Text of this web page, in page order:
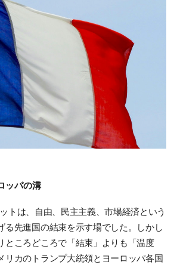
ッパの溝
ットは、自由、民主主義、市場経済という
る先進国の結束を示す場でした。しかし
ところどころで「結束」よりも「温度
リカのトランプ大統領とヨーロッパ各国